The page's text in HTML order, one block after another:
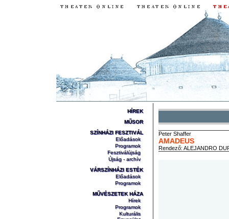
HÍREK
MŰSOR
SZÍNHÁZI FESZTIVÁL
Előadások
Programok
Fesztiválújság
Újság - archív
VÁRSZÍNHÁZI ESTÉK
Előadások
Programok
MŰVÉSZETEK HÁZA
Hírek
Programok
Kulturális
Peter Shaffer
AMADEUS
Rendező: ALEJANDRO